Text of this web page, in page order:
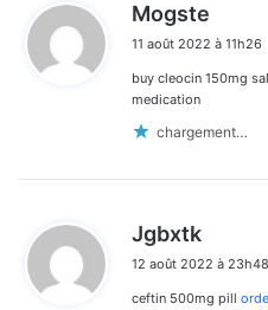
Mogste
11 août 2022 à 11h26
buy cleocin 150mg
medication
chargement…
Jgbxtk
t
12 août 2022 à 23h48
ceftin 500mg pill